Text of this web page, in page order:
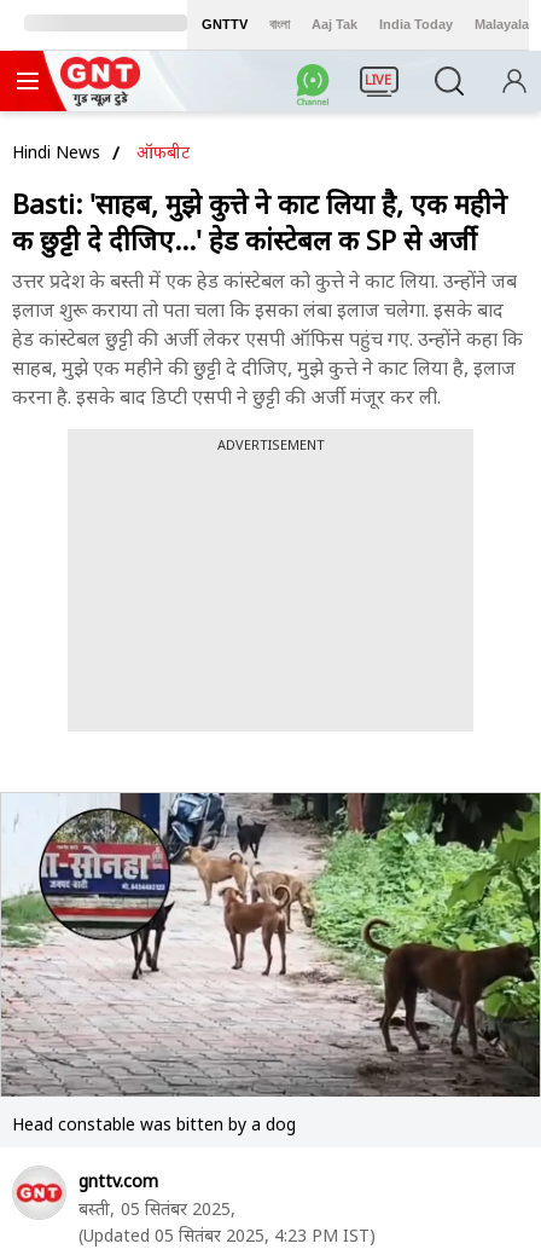
GNTTV বাংলা Aaj Tak India Today Malayalam
LIVE
Hindi News ऑफबीट
Basti: 'साहब, मुझे कुत्ते ने काट लिया है, एक महीने
की छुट्टी दे दीजिए...' हेड कांस्टेबल की SP से अर्जी
उत्तर प्रदेश के बस्ती में एक हेड कांस्टेबल को कुत्ते ने काट लिया. उन्होंने जब
इलाज शुरू कराया तो पता चला कि इसका लंबा इलाज चलेगा. इसके बाद
हेड कांस्टेबल छुट्टी की अर्जी लेकर एसपी ऑफिस पहुंच गए. उन्होंने कहा कि
साहब, मुझे एक महीने की छुट्टी दे दीजिए, मुझे कुत्ते ने काट लिया है, इलाज
करना है. इसके बाद डिप्टी एसपी ने छुट्टी की अर्जी मंजूर कर ली.
ADVERTISEMENT
Head constable was bitten by a dog
gnttv.com
बस्ती, 05 सितंबर 2025,
(Updated 05 सितंबर 2025, 4:23 PM IST)